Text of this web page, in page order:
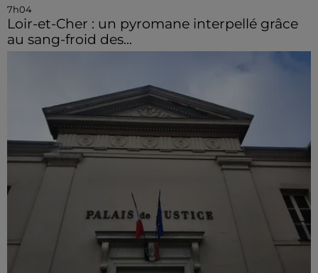
7h04
Loir-et-Cher : un pyromane interpellé grâce
au sang-froid des...